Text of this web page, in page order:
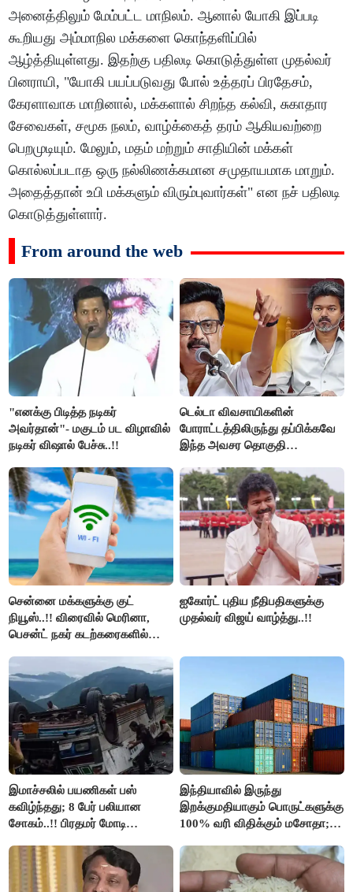
அனைத்திலும் மேம்பட்ட மாநிலம். ஆனால் யோகி இப்படி
கூறியது அம்மாநில மக்களை கொந்தளிப்பில்
ஆழ்த்தியுள்ளது. இதற்கு பதிலடி கொடுத்துள்ள முதல்வர்
பினராயி, "யோகி பயப்படுவது போல் உத்தரப் பிரதேசம்,
கேரளாவாக மாறினால், மக்களால் சிறந்த கல்வி, சுகாதார
சேவைகள், சமூக நலம், வாழ்க்கைத் தரம் ஆகியவற்றை
பெறமுடியும். மேலும், மதம் மற்றும் சாதியின் மக்கள்
கொல்லப்படாத ஒரு நல்லிணக்கமான சமுதாயமாக மாறும்.
அதைத்தான் உபி மக்களும் விரும்புவார்கள்" என நச் பதிலடி
கொடுத்துள்ளார்.
From around the web
"எனக்கு பிடித்த நடிகர்
அவர்தான்"- மகுடம் பட விழாவில்
நடிகர் விஷால் பேச்சு..!!
டெல்டா விவசாயிகளின்
போராட்டத்திலிருந்து தப்பிக்கவே
இந்த அவசர தொகுதி
அரங்கேற்றுகிறார் முதலமைச்சர் -
திமுக ஐடி விங்..!!
சென்னை மக்களுக்கு குட்
நியூஸ்..!! விரைவில் மெரினா,
பெசன்ட் நகர் கடற்கரைகளில்
ஐகோர்ட் புதிய நீதிபதிகளுக்கு
முதல்வர் விஜய் வாழ்த்து..!!
இமாச்சலில் பயணிகள் பஸ்
கவிழ்ந்தது; 8 பேர் பலியான
சோகம்..!! பிரதமர் மோடி
இந்தியாவில் இருந்து
இறக்குமதியாகும் பொருட்களுக்கு
100% வரி விதிக்கும் மசோதா;